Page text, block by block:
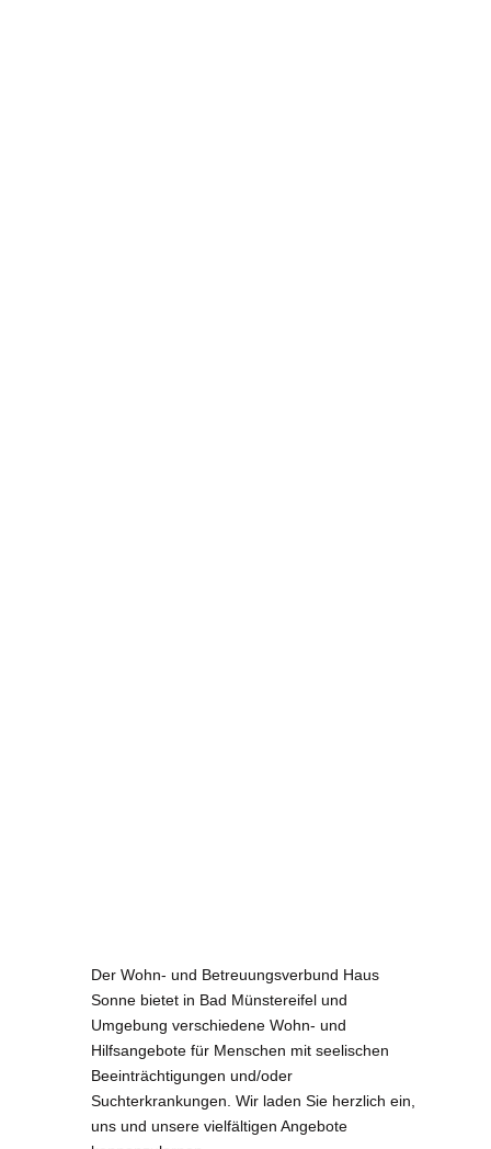
Der Wohn- und Betreuungsverbund Haus
Sonne bietet in Bad Münstereifel und
Umgebung verschiedene Wohn- und
Hilfsangebote für Menschen mit seelischen
Beeinträchtigungen und/oder
Suchterkrankungen. Wir laden Sie herzlich ein,
uns und unsere vielfältigen Angebote